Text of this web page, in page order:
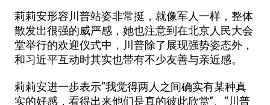
莉莉安形容川普站姿非常挺，就像军人一样，整体
散发出很强的威严感，她也注意到在北京人民大会
堂举行的欢迎仪式中，川普除了展现强势姿态外，
和习近平互动时其实也带有不少友善与亲近感。
莉莉安进一步表示“我觉得两人之间确实有某种真
实的好感，看得出来他们是真的彼此欣赏”、“川普